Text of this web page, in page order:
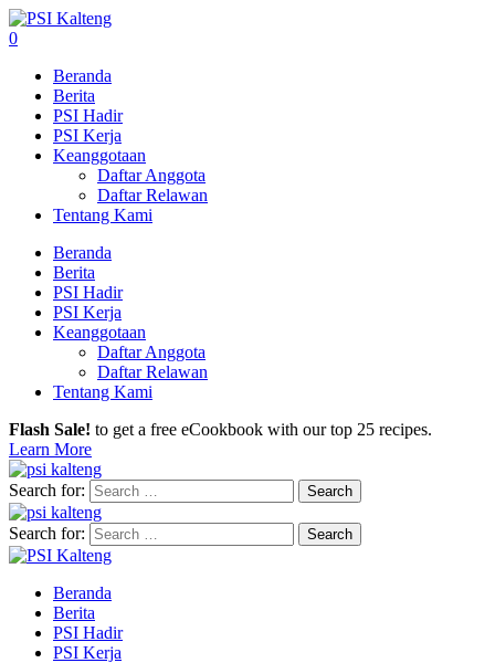
0
Beranda
Berita
PSI Hadir
PSI Kerja
Keanggotaan
Daftar Anggota
Daftar Relawan
Tentang Kami
Beranda
Berita
PSI Hadir
PSI Kerja
Keanggotaan
Daftar Anggota
Daftar Relawan
Tentang Kami
Flash Sale! to get a free eCookbook with our top 25 recipes.
Learn More
Search for:
Search for:
Beranda
Berita
PSI Hadir
PSI Kerja